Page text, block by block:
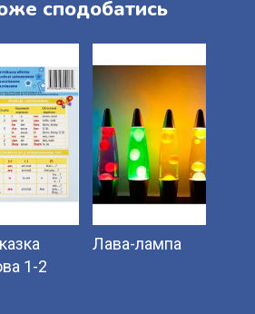
сподобатись
1-2
Лава-лампа